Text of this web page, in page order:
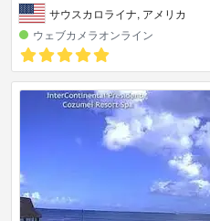
サウスカロライナ, アメリカ
ウェブカメラオンライン